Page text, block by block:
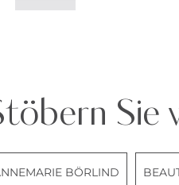
Sie
BÖRLIND